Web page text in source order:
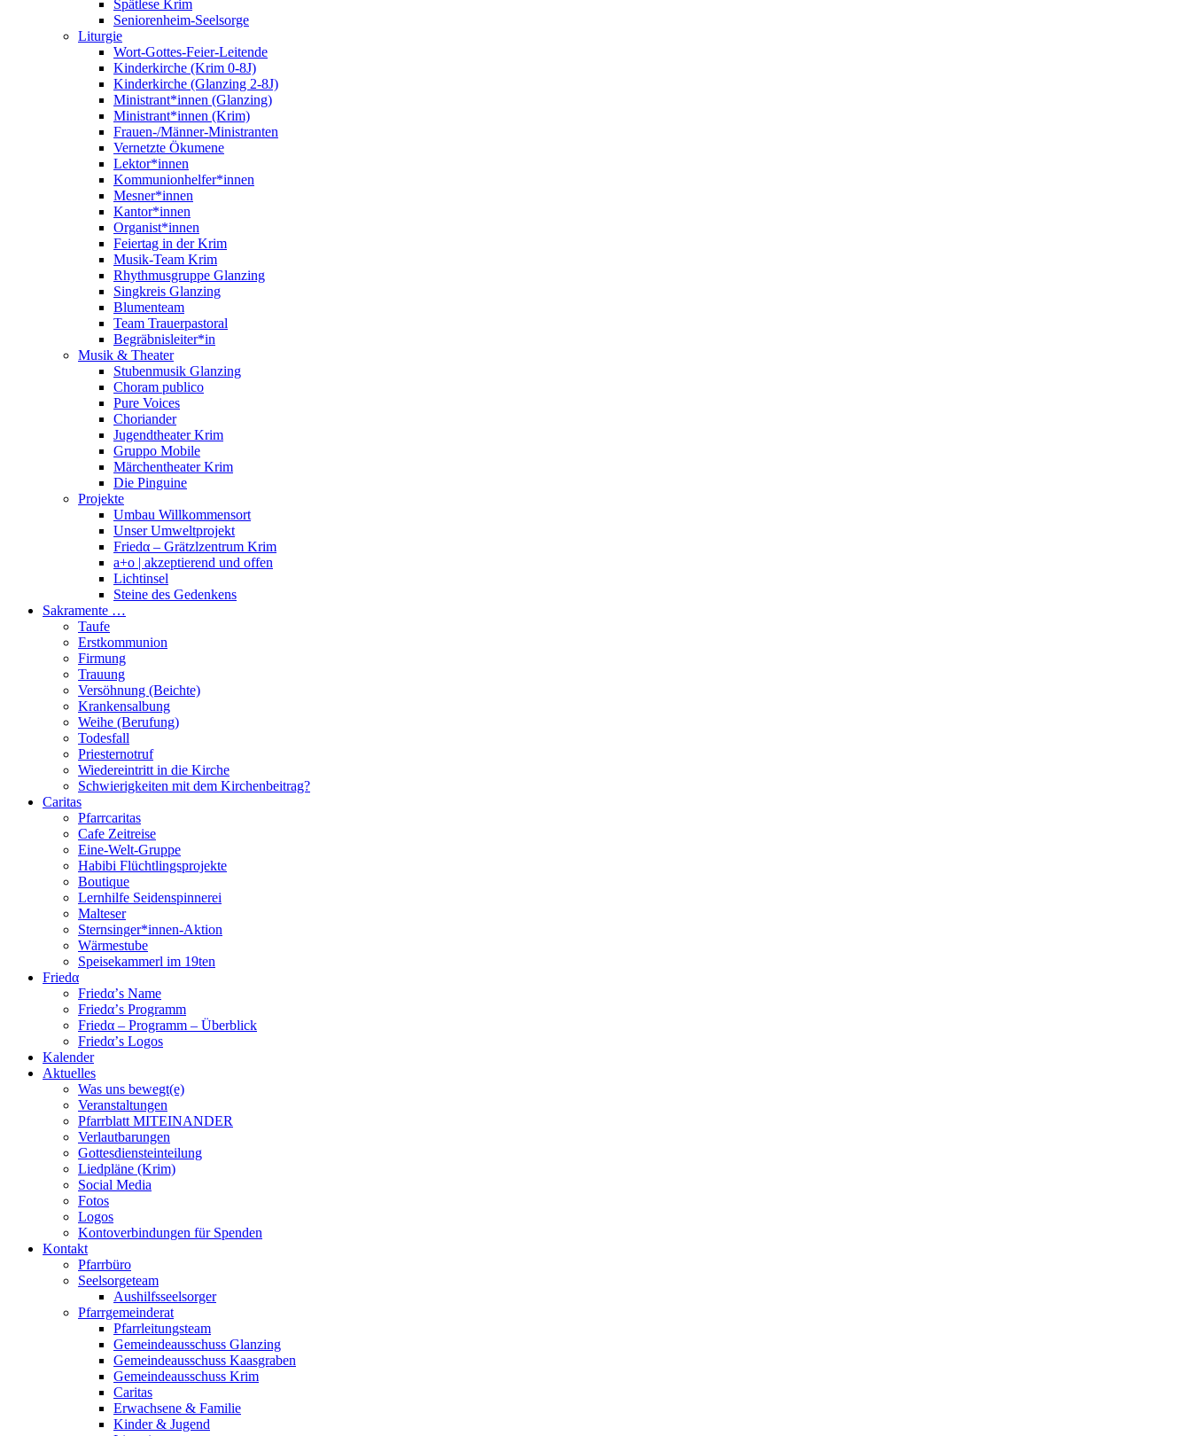
Spätlese Krim
Seniorenheim-Seelsorge
Liturgie
Wort-Gottes-Feier-Leitende
Kinderkirche (Krim 0-8J)
Kinderkirche (Glanzing 2-8J)
Ministrant*innen (Glanzing)
Ministrant*innen (Krim)
Frauen-/Männer-Ministranten
Vernetzte Ökumene
Lektor*innen
Kommunionhelfer*innen
Mesner*innen
Kantor*innen
Organist*innen
Feiertag in der Krim
Musik-Team Krim
Rhythmusgruppe Glanzing
Singkreis Glanzing
Blumenteam
Team Trauerpastoral
Begräbnisleiter*in
Musik & Theater
Stubenmusik Glanzing
Choram publico
Pure Voices
Choriander
Jugendtheater Krim
Gruppo Mobile
Märchentheater Krim
Die Pinguine
Projekte
Umbau Willkommensort
Unser Umweltprojekt
Friedα – Grätzlzentrum Krim
a+o | akzeptierend und offen
Lichtinsel
Steine des Gedenkens
Sakramente …
Taufe
Erstkommunion
Firmung
Trauung
Versöhnung (Beichte)
Krankensalbung
Weihe (Berufung)
Todesfall
Priesternotruf
Wiedereintritt in die Kirche
Schwierigkeiten mit dem Kirchenbeitrag?
Caritas
Pfarrcaritas
Cafe Zeitreise
Eine-Welt-Gruppe
Habibi Flüchtlingsprojekte
Boutique
Lernhilfe Seidenspinnerei
Malteser
Sternsinger*innen-Aktion
Wärmestube
Speisekammerl im 19ten
Friedα
Friedα’s Name
Friedα’s Programm
Friedα – Programm – Überblick
Friedα’s Logos
Kalender
Aktuelles
Was uns bewegt(e)
Veranstaltungen
Pfarrblatt MITEINANDER
Verlautbarungen
Gottesdiensteinteilung
Liedpläne (Krim)
Social Media
Fotos
Logos
Kontoverbindungen für Spenden
Kontakt
Pfarrbüro
Seelsorgeteam
Aushilfsseelsorger
Pfarrgemeinderat
Pfarrleitungsteam
Gemeindeausschuss Glanzing
Gemeindeausschuss Kaasgraben
Gemeindeausschuss Krim
Caritas
Erwachsene & Familie
Kinder & Jugend